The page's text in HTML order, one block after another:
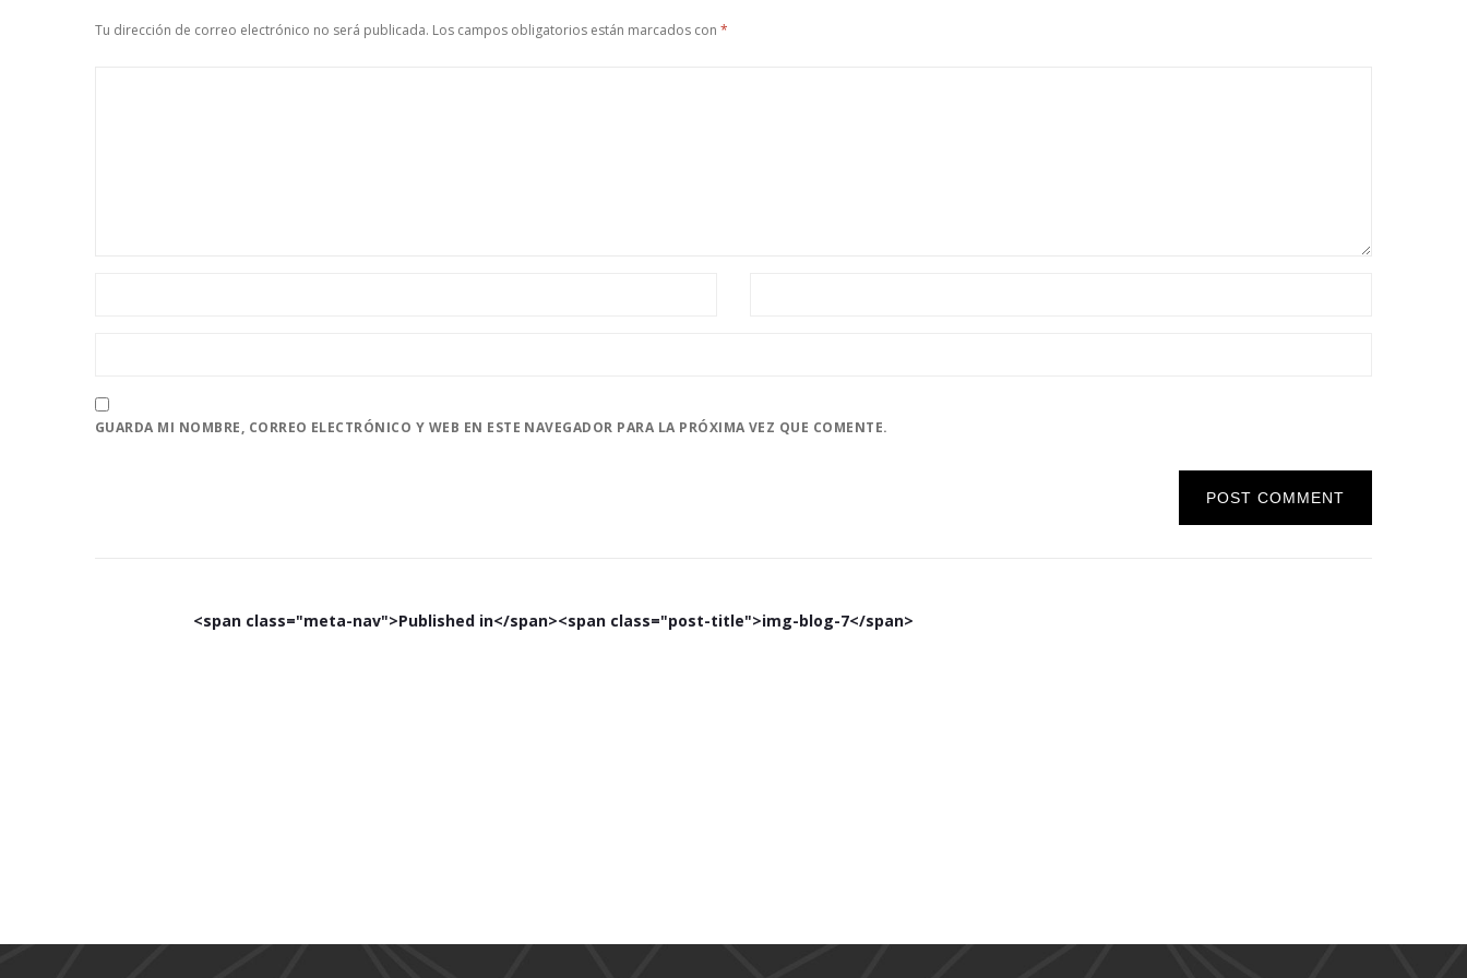
Tu dirección de correo electrónico no será publicada. Los campos obligatorios están marcados con *
GUARDA MI NOMBRE, CORREO ELECTRÓNICO Y WEB EN ESTE NAVEGADOR PARA LA PRÓXIMA VEZ QUE COMENTE.
entradas<span class="meta-nav">Published in</span><span class="post-title">img-blog-7</span>